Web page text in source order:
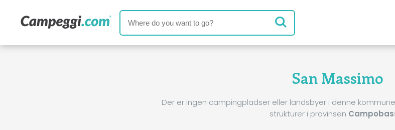
San Massimo
Der er ingen campingpladser eller landsbyer i denne
strukturer i provinsen